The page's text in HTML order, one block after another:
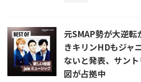
元SMAP勢が大逆転
きキリンHDもジャ
ないと発表、サン
図が占拠中